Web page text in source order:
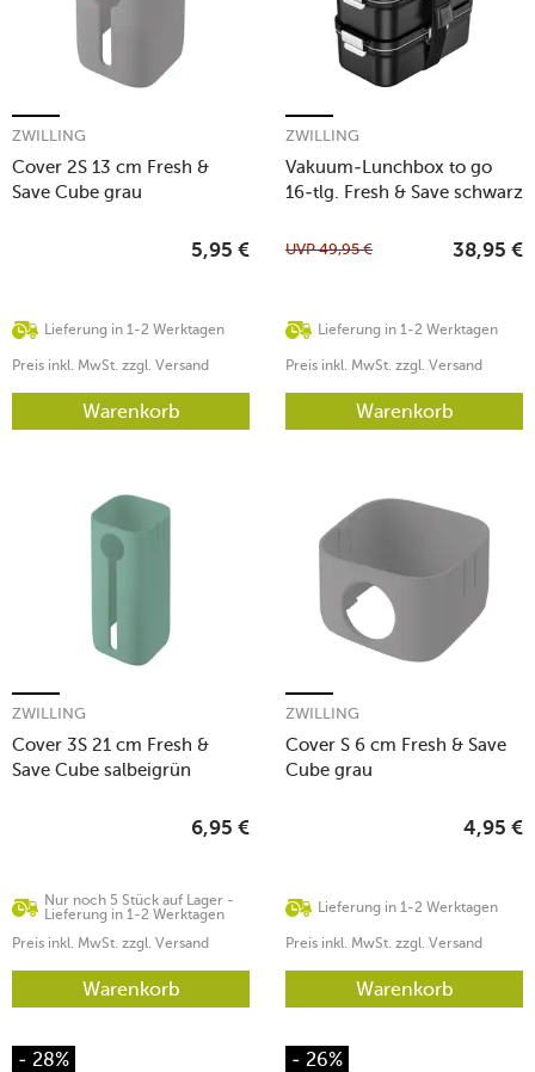
Cover 2S 13 cm Fresh &
Save Cube grau
ZWILLING
Lieferung in 1-2 Werktagen
5,95 €
Preis inkl. MwSt. zzgl. Versand
Warenkorb
Vakuum-Lunchbox to go
16-tlg. Fresh & Save schwarz
ZWILLING
Lieferung in 1-2 Werktagen
UVP49,95 € 38,95 €
Preis inkl. MwSt. zzgl. Versand
Warenkorb
Cover 3S 21 cm Fresh &
Save Cube salbeigrün
ZWILLING
Nur noch 5 Stück auf Lager -
Lieferung in 1-2 Werktagen
6,95 €
Preis inkl. MwSt. zzgl. Versand
Warenkorb
Cover S 6 cm Fresh & Save
Cube grau
ZWILLING
Lieferung in 1-2 Werktagen
4,95 €
Preis inkl. MwSt. zzgl. Versand
Warenkorb
- 28% - 26%